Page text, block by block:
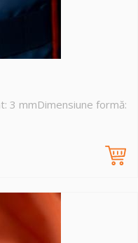
3 mmDimensiune formă: